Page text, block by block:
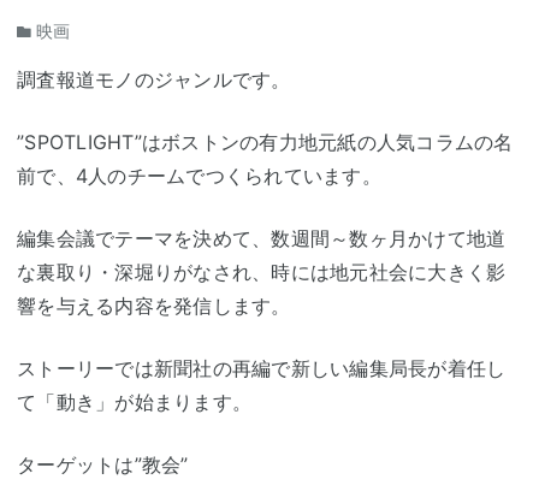
映画
調査報道モノのジャンルです。
”SPOTLIGHT”はボストンの有力地元紙の人気コラムの名
前で、4人のチームでつくられています。
編集会議でテーマを決めて、数週間～数ヶ月かけて地道
な裏取り・深堀りがなされ、時には地元社会に大きく影
響を与える内容を発信します。
ストーリーでは新聞社の再編で新しい編集局長が着任し
て「動き」が始まります。
ターゲットは”教会”